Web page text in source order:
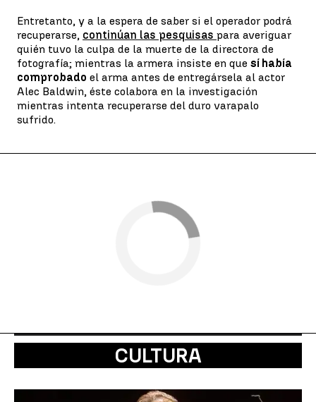
Entretanto, y a la espera de saber si el operador podrá
recuperarse, continúan las pesquisas para averiguar
quién tuvo la culpa de la muerte de la directora de
fotografía; mientras la armera insiste en que sí había
comprobado el arma antes de entregársela al actor
Alec Baldwin, éste colabora en la investigación
mientras intenta recuperarse del duro varapalo
sufrido.
CULTURA